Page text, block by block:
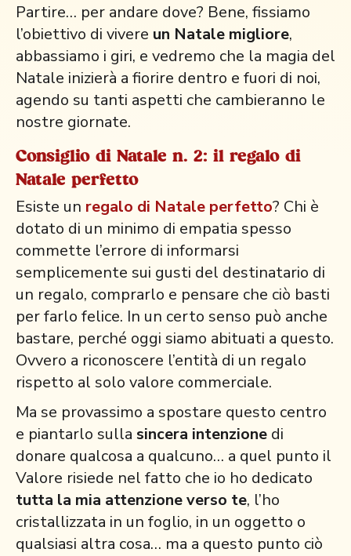
Partire… per andare dove? Bene, fissiamo
l’obiettivo di vivere un Natale migliore,
abbassiamo i giri, e vedremo che la magia del
Natale inizierà a fiorire dentro e fuori di noi,
agendo su tanti aspetti che cambieranno le
nostre giornate.
Consiglio di Natale n. 2: il regalo di
Natale perfetto
Esiste un regalo di Natale perfetto? Chi è
dotato di un minimo di empatia spesso
commette l’errore di informarsi
semplicemente sui gusti del destinatario di
un regalo, comprarlo e pensare che ciò basti
per farlo felice. In un certo senso può anche
bastare, perché oggi siamo abituati a questo.
Ovvero a riconoscere l’entità di un regalo
rispetto al solo valore commerciale.
Ma se provassimo a spostare questo centro
e piantarlo sulla sincera intenzione di
donare qualcosa a qualcuno… a quel punto il
Valore risiede nel fatto che io ho dedicato
tutta la mia attenzione verso te, l’ho
cristallizzata in un foglio, in un oggetto o
qualsiasi altra cosa… ma a questo punto ciò